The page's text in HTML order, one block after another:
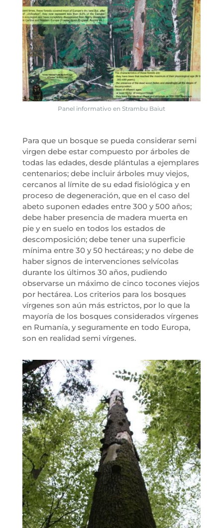
Panel informativo en Strambu Baiut
Para que un bosque se pueda considerar semi
virgen debe estar compuesto por árboles de
todas las edades, desde plántulas a ejemplares
centenarios; debe incluir árboles muy viejos,
cercanos al límite de su edad fisiológica y en
proceso de degeneración, que en el caso del
abeto suponen edades entre 300 y 500 años;
debe haber presencia de madera muerta en
pie y en suelo en todos los estados de
descomposición; debe tener una superficie
mínima entre 30 y 50 hectáreas; y no debe de
haber signos de intervenciones selvícolas
durante los últimos 30 años, pudiendo
observarse un máximo de cinco tocones viejos
por hectárea. Los criterios para los bosques
vírgenes son aún más estrictos, por lo que la
mayoría de los bosques considerados vírgenes
en Rumanía, y seguramente en todo Europa,
son en realidad semi vírgenes.